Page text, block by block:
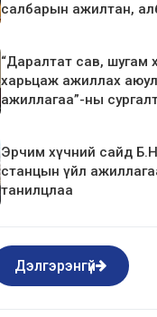
салбарын ажилтан,
“Даралтат сав, шугам
харьцаж ажиллах
ажиллагаа”-ны
Эрчим хүчний сайд
станцын үйл
танилцлаа
Дэлгэрэнгүй